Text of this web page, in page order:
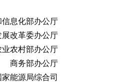
信息化部办公厅
展改革委办公厅
业农村部办公厅
商务部办公厅
家能源局综合司